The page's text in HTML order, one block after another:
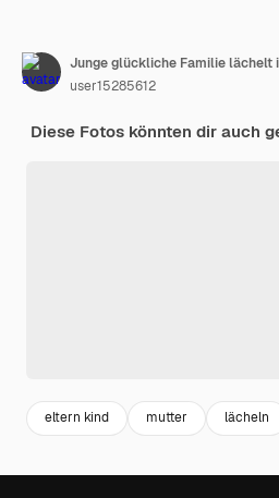
user15285612
Diese Fotos könnten dir auch
eltern kind mutter lächeln